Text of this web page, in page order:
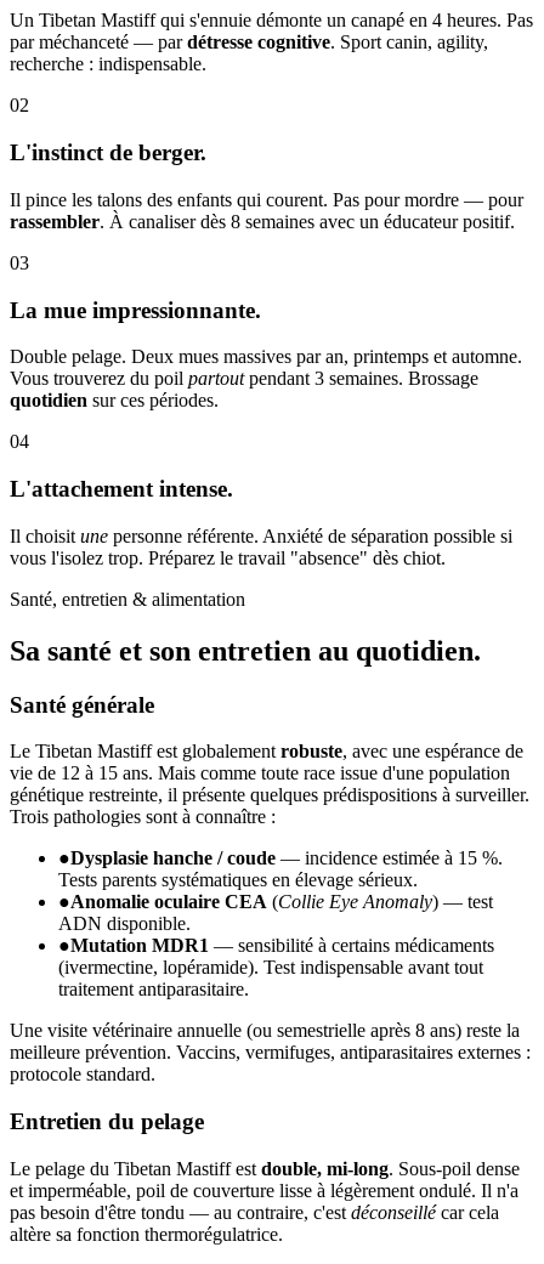
Un Tibetan Mastiff qui s'ennuie démonte un canapé en 4 heures. Pas
par méchanceté — pardétresse cognitive. Sport canin, agility,
recherche : indispensable.
02
L'instinct de berger.
Il pince les talons des enfants qui courent. Pas pour mordre — pour
rassembler. À canaliser dès 8 semaines avec un éducateur positif.
03
La mue impressionnante.
Double pelage. Deux mues massives par an, printemps et automne.
Vous trouverez du poil partoutpendant 3 semaines. Brossage
quotidien sur ces périodes.
04
L'attachement intense.
Il choisit une personne référente. Anxiété de séparation possible si
vous l'isolez trop. Préparez le travail "absence" dès chiot.
Santé, entretien & alimentation
Sa santé et son entretien au quotidien.
Santé générale
Le Tibetan Mastiff est globalement robuste, avec une espérance de
vie de 12 à 15 ans. Mais comme toute race issue d'une population
génétique restreinte, il présente quelques prédispositions à surveiller.
Trois pathologies sont à connaître :
●Dysplasie hanche / coude — incidence estimée à 15 %.
Tests parents systématiques en élevage sérieux.
●Anomalie oculaire CEA (Collie Eye Anomaly) — test
ADN disponible.
●Mutation MDR1 — sensibilité à certains médicaments
(ivermectine, lopéramide). Test indispensable avant tout
traitement antiparasitaire.
Une visite vétérinaire annuelle (ou semestrielle après 8 ans) reste la
meilleure prévention. Vaccins, vermifuges, antiparasitaires externes :
protocole standard.
Entretien du pelage
Le pelage du Tibetan Mastiff est double, mi-long. Sous-poil dense
et imperméable, poil de couverture lisse à légèrement ondulé. Il n'a
pas besoin d'être tondu — au contraire, c'est déconseillécar cela
altère sa fonction thermorégulatrice.